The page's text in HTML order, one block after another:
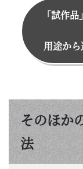
「試作
用途か
そのほか
法